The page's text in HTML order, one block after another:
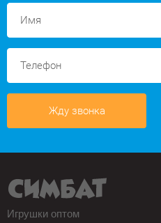
Жду звонка
Игрушки оптом